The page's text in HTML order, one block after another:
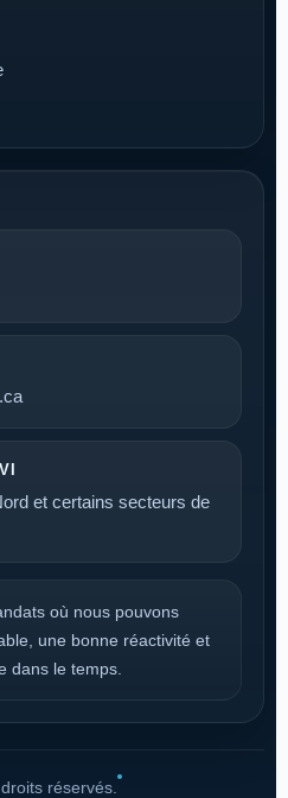
et certains secteurs de
où nous pouvons
une bonne réactivité et
dans le temps.
réservés.